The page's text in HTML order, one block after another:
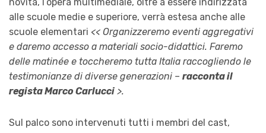
novità, l’opera multimediale, oltre a essere indirizzata
alle scuole medie e superiore, verrà estesa anche alle
scuole elementari << Organizzeremo eventi aggregativi
e daremo accesso a materiali socio-didattici. Faremo
delle matinée e toccheremo tutta Italia raccogliendo le
testimonianze di diverse generazioni – racconta il
regista Marco Carlucci >.
Sul palco sono intervenuti tutti i membri del cast,